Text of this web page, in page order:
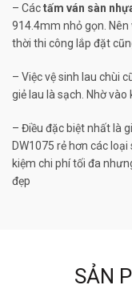
– Cáctấm ván sàn
914.4mm nhỏ gọn.
thời thi công lắp đặt
– Việc vệ sinh lau chùi
giẻ lau là sạch. Nhờ
– Điều đặc biệt nhất là
DW1075 rẻ hơn các
kiệm chi phí tối đa
đẹp
SẢN